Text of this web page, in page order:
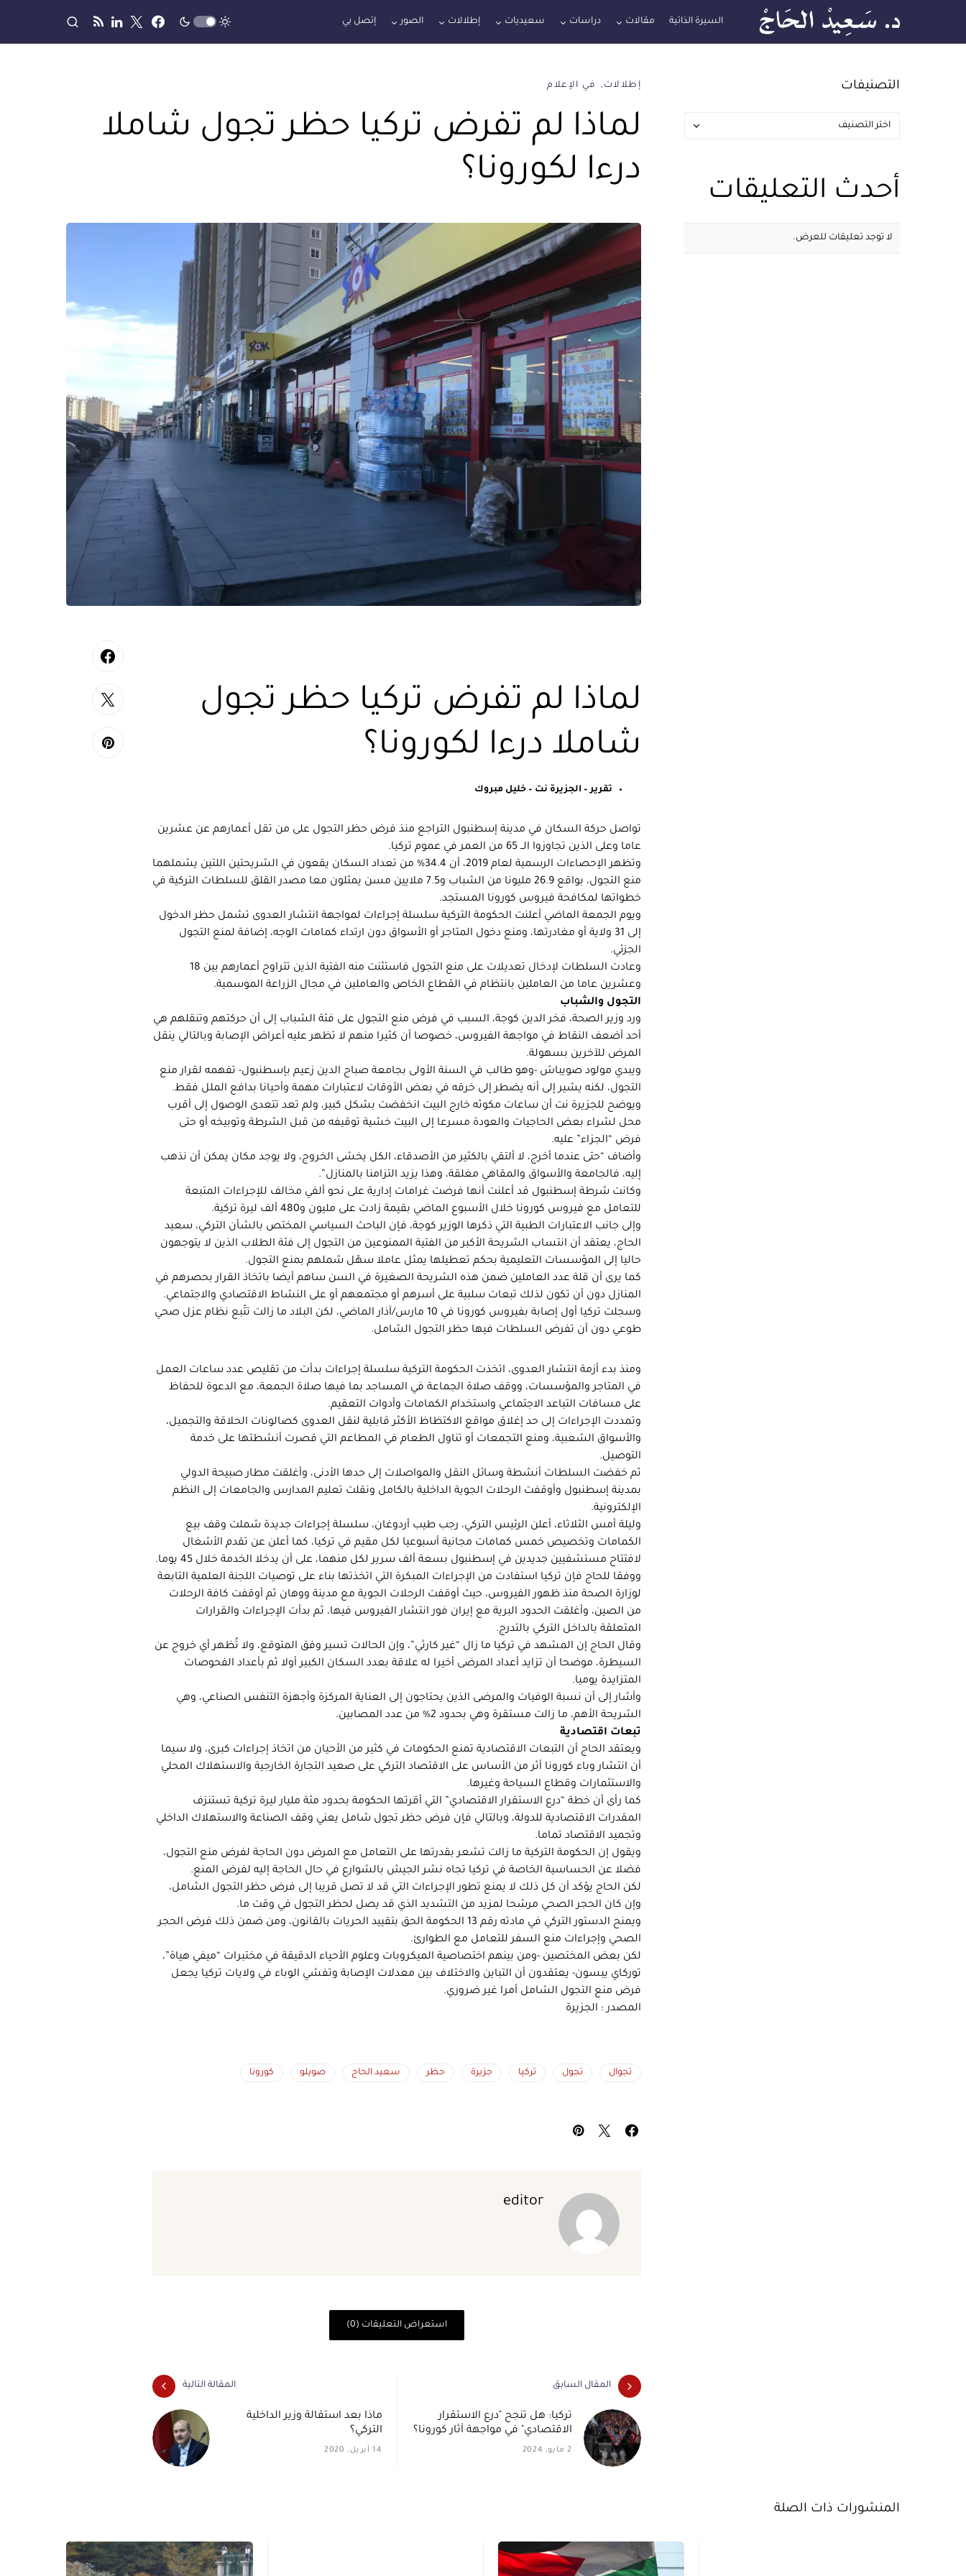
السيرة الذاتية مقالات دراسات سعيديات إطلالات الصور إتصل بي
إطلالات في الإعلام
لماذا لم تفرض تركيا حظر تجول شاملا
درءا لكورونا؟
لماذا لم تفرض تركيا حظر تجول
شاملا درءا لكورونا؟
تقرير – الجزيرة نت – خليل مبروك
تواصل حركة السكان في مدينة إسطنبول التراجع منذ فرض حظر التجول على من تقل أعمارهم عن عشرين
عاما وعلى الذين تجاوزوا الــ 65 من العمر في عموم تركيا.
وتظهر الإحصاءات الرسمية لعام 2019، أن 34.4% من تعداد السكان يقعون في الشريحتين اللتين يشملهما
منع التجول، بواقع 26.9 مليونا من الشباب و7.5 ملايين مسن يمثلون معا مصدر القلق للسلطات التركية في
خطواتها لمكافحة فيروس كورونا المستجد.
ويوم الجمعة الماضي أعلنت الحكومة التركية سلسلة إجراءات لمواجهة انتشار العدوى تشمل حظر الدخول
إلى 31 ولاية أو مغادرتها، ومنع دخول المتاجر أو الأسواق دون ارتداء كمامات الوجه، إضافة لمنع التجول
الجزئي.
وعادت السلطات لإدخال تعديلات على منع التجول فاستثنت منه الفتية الذين تتراوح أعمارهم بين 18
وعشرين عاما من العاملين بانتظام في القطاع الخاص والعاملين في مجال الزراعة الموسمية.
التجول والشباب
ورد وزير الصحة، فخر الدين كوجة، السبب في فرض منع التجول على فئة الشباب إلى أن حركتهم وتنقلهم هي
أحد أضعف النقاط في مواجهة الفيروس، خصوصا أن كثيرا منهم لا تظهر عليه أعراض الإصابة وبالتالي ينقل
المرض للآخرين بسهولة.
ويبدي مولود صويباش -وهو طالب في السنة الأولى بجامعة صباح الدين زعيم بإسطنبول- تفهمه لقرار منع
التجول، لكنه يشير إلى أنه يضطر إلى خرقه في بعض الأوقات لاعتبارات مهمة وأحيانا بدافع الملل فقط.
ويوضح للجزيرة نت أن ساعات مكوثه خارج البيت انخفضت بشكل كبير، ولم تعد تتعدى الوصول إلى أقرب
محل لشراء بعض الحاجيات والعودة مسرعا إلى البيت خشية توقيفه من قبل الشرطة وتوبيخه أو حتى
فرض “الجزاء” عليه.
وأضاف “حتى عندما أخرج، لا ألتقي بالكثير من الأصدقاء، الكل يخشى الخروج، ولا يوجد مكان يمكن أن نذهب
إليه، فالجامعة والأسواق والمقاهي مغلقة، وهذا يزيد التزامنا بالمنازل”.
وكانت شرطة إسطنبول قد أعلنت أنها فرضت غرامات إدارية على نحو ألفي مخالف للإجراءات المتبعة
للتعامل مع فيروس كورونا خلال الأسبوع الماضي بقيمة زادت على مليون و480 ألف ليرة تركية.
وإلى جانب الاعتبارات الطبية التي ذكرها الوزير كوجة، فإن الباحث السياسي المختص بالشأن التركي، سعيد
الحاج، يعتقد أن انتساب الشريحة الأكبر من الفتية الممنوعين من التجول إلى فئة الطلاب الذين لا يتوجهون
حاليا إلى المؤسسات التعليمية بحكم تعطيلها يمثل عاملا سهّل شملهم بمنع التجول.
كما يرى أن قلة عدد العاملين ضمن هذه الشريحة الصغيرة في السن ساهم أيضا باتخاذ القرار بحصرهم في
المنازل دون أن تكون لذلك تبعات سلبية على أسرهم أو مجتمعهم أو على النشاط الاقتصادي والاجتماعي.
وسجلت تركيا أول إصابة بفيروس كورونا في 10 مارس/آذار الماضي، لكن البلاد ما زالت تتّبع نظام عزل صحي
طوعي دون أن تفرض السلطات فيها حظر التجول الشامل.
ومنذ بدء أزمة انتشار العدوى، اتخذت الحكومة التركية سلسلة إجراءات بدأت من تقليص عدد ساعات العمل
في المتاجر والمؤسسات، ووقف صلاة الجماعة في المساجد بما فيها صلاة الجمعة، مع الدعوة للحفاظ
على مسافات التباعد الاجتماعي واستخدام الكمامات وأدوات التعقيم.
وتمددت الإجراءات إلى حد إغلاق مواقع الاكتظاظ الأكثر قابلية لنقل العدوى كصالونات الحلاقة والتجميل،
والأسواق الشعبية، ومنع التجمعات أو تناول الطعام في المطاعم التي قصرت أنشطتها على خدمة
التوصيل.
ثم خفضت السلطات أنشطة وسائل النقل والمواصلات إلى حدها الأدنى، وأغلقت مطار صبيحة الدولي
بمدينة إسطنبول وأوقفت الرحلات الجوية الداخلية بالكامل ونقلت تعليم المدارس والجامعات إلى النظم
الإلكترونية.
وليلة أمس الثلاثاء، أعلن الرئيس التركي، رجب طيب أردوغان، سلسلة إجراءات جديدة شملت وقف بيع
الكمامات وتخصيص خمس كمامات مجانية أسبوعيا لكل مقيم في تركيا، كما أعلن عن تقدم الأشغال
لافتتاح مستشفيين جديدين في إسطنبول بسعة ألف سرير لكل منهما، على أن يدخلا الخدمة خلال 45 يوما.
ووفقا للحاج فإن تركيا استفادت من الإجراءات المبكرة التي اتخذتها بناء على توصيات اللجنة العلمية التابعة
لوزارة الصحة منذ ظهور الفيروس، حيث أوقفت الرحلات الجوية مع مدينة ووهان ثم أوقفت كافة الرحلات
من الصين، وأغلقت الحدود البرية مع إيران فور انتشار الفيروس فيها، ثم بدأت الإجراءات والقرارات
المتعلقة بالداخل التركي بالتدرج.
وقال الحاج إن المشهد في تركيا ما زال “غير كارثي”، وإن الحالات تسير وفق المتوقع، ولا تُظهر أي خروج عن
السيطرة، موضحا أن تزايد أعداد المرضى أخيرا له علاقة بعدد السكان الكبير أولا ثم بأعداد الفحوصات
المتزايدة يوميا.
وأشار إلى أن نسبة الوفيات والمرضى الذين يحتاجون إلى العناية المركزة وأجهزة التنفس الصناعي، وهي
الشريحة الأهم، ما زالت مستقرة وهي بحدود 2% من عدد المصابين.
تبعات اقتصادية
ويعتقد الحاج أن التبعات الاقتصادية تمنع الحكومات في كثير من الأحيان من اتخاذ إجراءات كبرى، ولا سيما
أن انتشار وباء كورونا أثر من الأساس على الاقتصاد التركي على صعيد التجارة الخارجية والاستهلاك المحلي
والاستثمارات وقطاع السياحة وغيرها.
كما رأى أن خطة “درع الاستقرار الاقتصادي” التي أقرتها الحكومة بحدود مئة مليار ليرة تركية تستنزف
المقدرات الاقتصادية للدولة، وبالتالي فإن فرض حظر تجول شامل يعني وقف الصناعة والاستهلاك الداخلي
وتجميد الاقتصاد تماما.
ويقول إن الحكومة التركية ما زالت تشعر بقدرتها على التعامل مع المرض دون الحاجة لفرض منع التجول،
فضلا عن الحساسية الخاصة في تركيا تجاه نشر الجيش بالشوارع في حال الحاجة إليه لفرض المنع.
لكن الحاج يؤكد أن كل ذلك لا يمنع تطور الإجراءات التي قد لا تصل قريبا إلى فرض حظر التجول الشامل،
وإن كان الحجر الصحي مرشحا لمزيد من التشديد الذي قد يصل لحظر التجول في وقت ما.
ويمنح الدستور التركي في مادته رقم 13 الحكومة الحق بتقييد الحريات بالقانون، ومن ضمن ذلك فرض الحجر
الصحي وإجراءات منع السفر للتعامل مع الطوارئ.
لكن بعض المختصين -ومن بينهم اختصاصية الميكروبات وعلوم الأحياء الدقيقة في مختبرات “ميفي هياة”،
توركاي يبسون- يعتقدون أن التباين والاختلاف بين معدلات الإصابة وتفشي الوباء في ولايات تركيا يجعل
فرض منع التجول الشامل أمرا غير ضروري.
المصدر : الجزيرة
تجوال تجول تركيا جزيرة حظر سعيد الحاج صويلو كورونا
editor
استعراض التعليقات (0)
المقال السابق
تركيا: هل تنجح "درع الاستقرار
الاقتصادي" في مواجهة آثار كورونا؟
2 مايو، 2024
المقالة التالية
ماذا بعد استقالة وزير الداخلية
التركي؟
14 أبريل، 2020
التصنيفات
أحدث التعليقات
لا توجد تعليقات للعرض.
المنشورات ذات الصلة